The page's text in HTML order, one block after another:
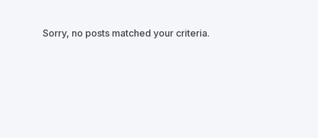
Sorry, no posts matched your criteria.